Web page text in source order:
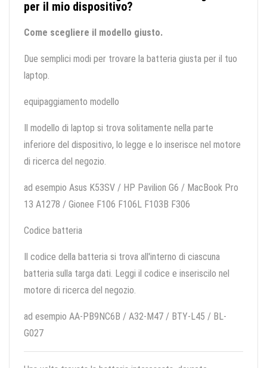
per il mio dispositivo?
Come scegliere il modello giusto.
Due semplici modi per trovare la batteria giusta per il tuo
laptop.
equipaggiamento modello
Il modello di laptop si trova solitamente nella parte
inferiore del dispositivo, lo legge e lo inserisce nel motore
di ricerca del negozio.
ad esempio Asus K53SV / HP Pavilion G6 / MacBook Pro
13 A1278 / Gionee F106 F106L F103B F306
Codice batteria
Il codice della batteria si trova all'interno di ciascuna
batteria sulla targa dati. Leggi il codice e inseriscilo nel
motore di ricerca del negozio.
ad esempio AA-PB9NC6B / A32-M47 / BTY-L45 / BL-
G027